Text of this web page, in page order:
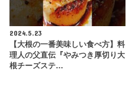
2024.5.23
【大根の一番美味しい食べ方】料
理人の父直伝『やみつき厚切り大
根チーズステ…